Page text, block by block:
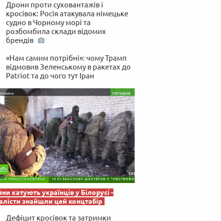
Дрони проти суховантажів і
кросівок: Росія атакувала німецьке
судно в Чорному морі та
розбомбила склади відомих
брендів
«Нам самим потрібні»: чому Трамп
відмовив Зеленському в ракетах до
Patriot та до чого тут Іран
катують українців у Білорусі -
знайшли цей концтабір
Дефіцит кросівок та затримки